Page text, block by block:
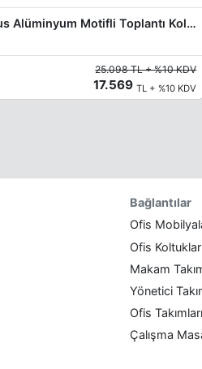
Snug Plus Alüminyum Motifli Toplantı Koltuğu
25.098 TL + %10 KDV
17.569TL + %10 KDV
Bağlantılar
Ofis
Ofis
Makam
Yönetici
Ofis Takımları
Çalışma